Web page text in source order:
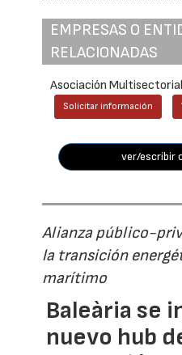
EMPRESAS O
RELACIONADAS
Asociación
Solicitar información
ver/escribir
Alianza público-
la transición
marítimo
Baleària se
nuevo hub